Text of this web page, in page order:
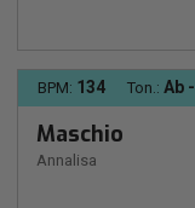
BPM: 134 Ton.: Ab -
Maschio
Annalisa